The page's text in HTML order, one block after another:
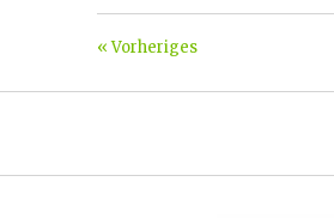
« Vorheriges